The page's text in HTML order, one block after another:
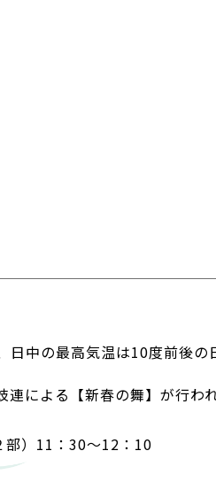
中の最高気温は10度前後の
による【新春の舞】が行われ
）11：30～12：10